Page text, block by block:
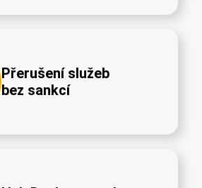
Přerušení služeb
bez sankcí